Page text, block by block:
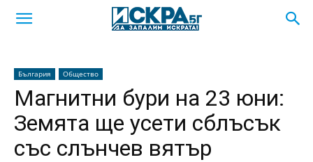
България Общество
Магнитни бури на 23 юни:
Земята ще усети сблъсък
със слънчев вятър